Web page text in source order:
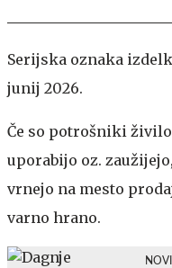
Serijska oznaka
junij 2026.
Če so potrošniki
uporabijo oz.
vrnejo na mesto
varno hrano.